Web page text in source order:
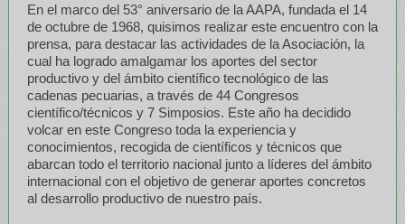
En el marco del 53° aniversario de la AAPA, fundada el 14
de octubre de 1968, quisimos realizar este encuentro con la
prensa, para destacar las actividades de la Asociación, la
cual ha logrado amalgamar los aportes del sector
productivo y del ámbito científico tecnológico de las
cadenas pecuarias, a través de 44 Congresos
científico/técnicos y 7 Simposios. Este año ha decidido
volcar en este Congreso toda la experiencia y
conocimientos, recogida de científicos y técnicos que
abarcan todo el territorio nacional junto a líderes del ámbito
internacional con el objetivo de generar aportes concretos
al desarrollo productivo de nuestro país.